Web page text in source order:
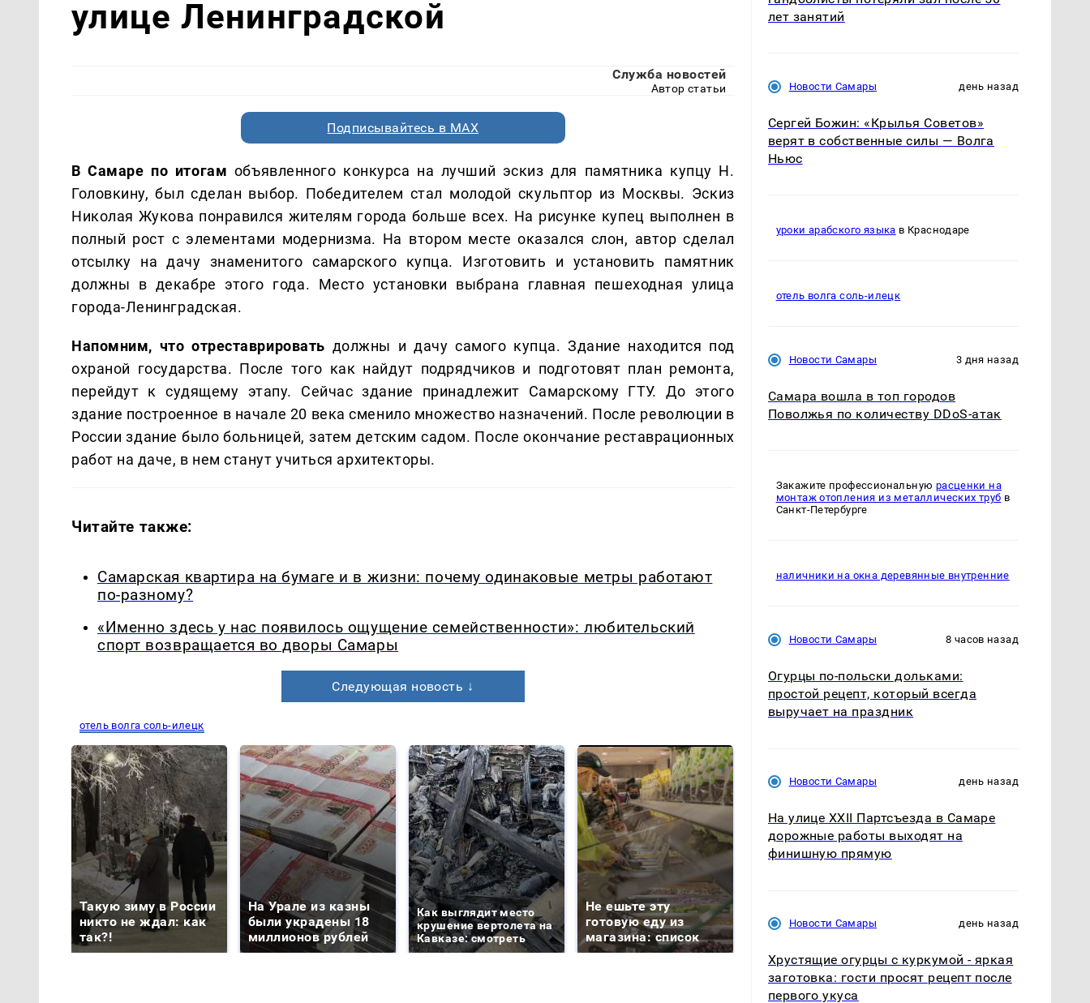
улице Ленинградской
Служба новостей
Автор статьи
Подписывайтесь в MAX
В Самаре по итогам объявленного конкурса на лучший эскиз для памятника купцу Н.
Головкину, был сделан выбор. Победителем стал молодой скульптор из Москвы. Эскиз
Николая Жукова понравился жителям города больше всех. На рисунке купец выполнен в
полный рост с элементами модернизма. На втором месте оказался слон, автор сделал
отсылку на дачу знаменитого самарского купца. Изготовить и установить памятник
должны в декабре этого года. Место установки выбрана главная пешеходная улица
города-Ленинградская.
Напомним, что отреставрировать должны и дачу самого купца. Здание находится под
охраной государства. После того как найдут подрядчиков и подготовят план ремонта,
перейдут к судящему этапу. Сейчас здание принадлежит Самарскому ГТУ. До этого
здание построенное в начале 20 века сменило множество назначений. После революции в
России здание было больницей, затем детским садом. После окончание реставрационных
работ на даче, в нем станут учиться архитекторы.
Читайте также:
Самарская квартира на бумаге и в жизни: почему одинаковые метры работают
по-разному?
«Именно здесь у нас появилось ощущение семейственности»: любительский
спорт возвращается во дворы Самары
Следующая новость ↓
отель волга соль-илецк
Такую зиму в России
никто не ждал: как
так?!
На Урале из казны
были украдены 18
миллионов рублей
Как выглядит место
крушение вертолета на
Кавказе: смотреть
Не ешьте эту
готовую еду из
магазина: список
было с 1945: чего
ажиотаж из-за этого
лет занятий
Новости Самары день назад
Сергей Божин: «Крылья Советов»
верят в собственные силы — Волга
Ньюс
уроки арабского языка в Краснодаре
отель волга соль-илецк
Новости Самары 3 дня назад
Самара вошла в топ городов
Поволжья по количеству DDoS-атак
Закажите профессиональную расценки на
монтаж отопления из металлических труб в
Санкт-Петербурге
наличники на окна деревянные внутренние
Новости Самары 8 часов назад
Огурцы по‑польски дольками:
простой рецепт, который всегда
выручает на праздник
Новости Самары день назад
На улице XXII Партсъезда в Самаре
дорожные работы выходят на
финишную прямую
Новости Самары день назад
Хрустящие огурцы с куркумой - яркая
заготовка: гости просят рецепт после
первого укуса